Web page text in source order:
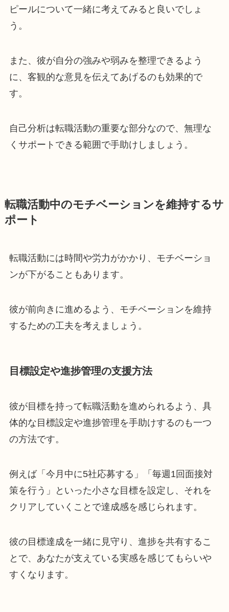
ピールについて一緒に考えてみると良いでしょ
う。
また、彼が自分の強みや弱みを整理できるよう
に、客観的な意見を伝えてあげるのも効果的で
す。
自己分析は転職活動の重要な部分なので、無理な
くサポートできる範囲で手助けしましょう。
転職活動中のモチベーションを維持するサ
ポート
転職活動には時間や労力がかかり、モチベーショ
ンが下がることもあります。
彼が前向きに進めるよう、モチベーションを維持
するための工夫を考えましょう。
目標設定や進捗管理の支援方法
彼が目標を持って転職活動を進められるよう、具
体的な目標設定や進捗管理を手助けするのも一つ
の方法です。
例えば「今月中に5社応募する」「毎週1回面接対
策を行う」といった小さな目標を設定し、それを
クリアしていくことで達成感を感じられます。
彼の目標達成を一緒に見守り、進捗を共有するこ
とで、あなたが支えている実感を感じてもらいや
すくなります。